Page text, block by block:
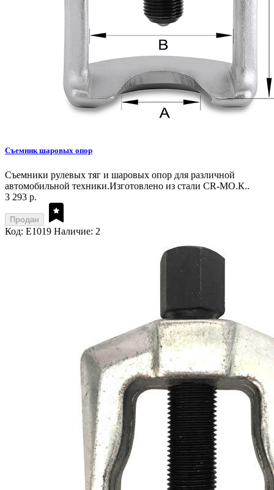
Съемник шаровых опор
Съемники рулевых тяг и шаровых опор для различной
автомобильной техники.Изготовлено из стали CR-MO.К..
3 293 р.
Продан
Код: E1019 Наличие: 2